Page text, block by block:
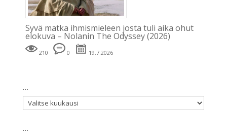
Syvä matka ihmismieleen josta tuli aika ohut
elokuva – Nolanin The Odyssey (2026)
210 0 19.7.2026
…
…